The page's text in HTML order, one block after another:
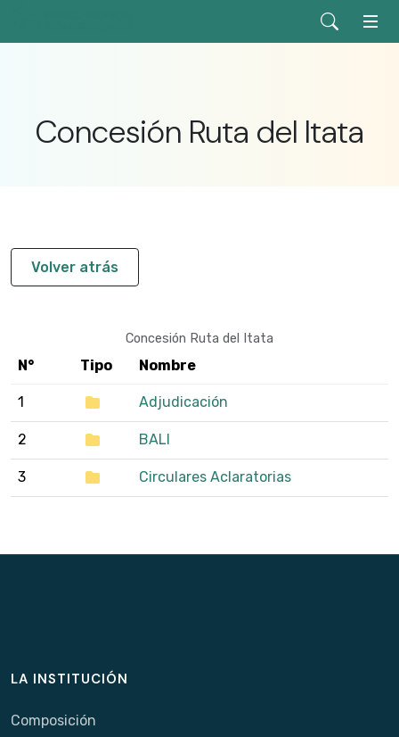
Concesión Ruta del Itata
Volver atrás
Concesión Ruta del Itata
N° Tipo Nombre
1 Adjudicación
2 BALI
3 Circulares Aclaratorias
LA INSTITUCIÓN
Composición